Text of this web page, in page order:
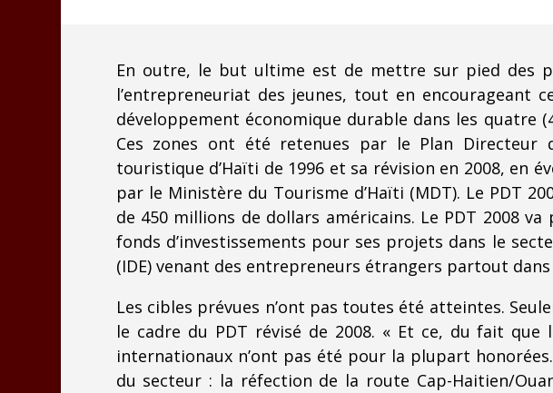
En outre, le but ultime est de mettre sur pied des
l’entrepreneuriat des jeunes, tout en encourageant
développement économique durable dans les quatre
Ces zones ont été retenues par le Plan Directeur
touristique d’Haïti de 1996 et sa révision en 2008, en
par le Ministère du Tourisme d’Haïti (MDT). Le PDT
de 450 millions de dollars américains. Le PDT 2008
fonds d’investissements pour ses projets dans le
(IDE) venant des entrepreneurs étrangers partout
Les cibles prévues n’ont pas toutes été atteintes.
le cadre du PDT révisé de 2008. « Et ce, du fait
internationaux n’ont pas été pour la plupart
du secteur : la réfection de la route Cap-Haitien/